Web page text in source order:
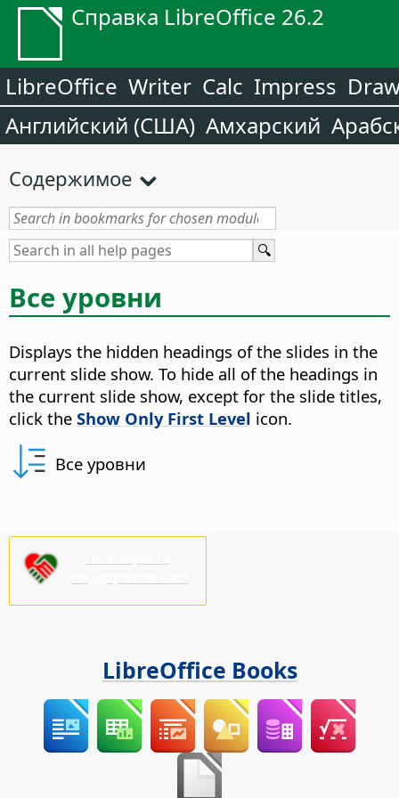
Справка LibreOffice 26.2
LibreOffice Writer Calc Impress
Английский (США) Амхарский
Содержимое
Все уровни
Displays the hidden headings of the slides in the
current slide show. To hide all of the headings in
the current slide show, except for the slide titles,
click the Show Only First Level icon.
Все уровни
LibreOffice Books